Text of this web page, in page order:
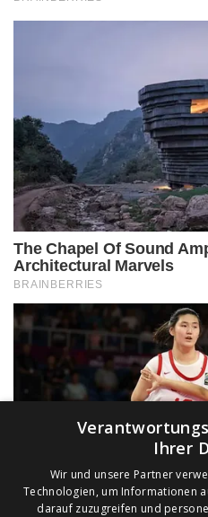
Ihrer
Wir und unsere Partner
Technologien, um Informationen
darauf zuzugreifen und